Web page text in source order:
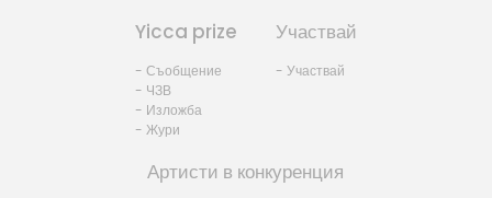
Yicca prize
- Съобщение
- ЧЗВ
- Изложба
- Жури
Участвай
- Участвай
Артисти в конкуренция